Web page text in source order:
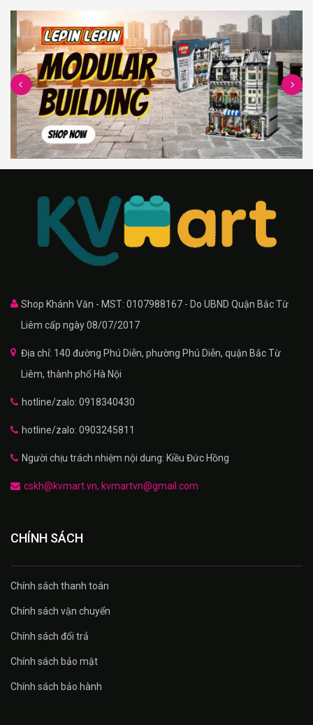
Shop Khánh Văn - MST: 0107988167 - Do UBND Quận Bắc Từ
Liêm cấp ngày 08/07/2017
Địa chỉ: 140 đường Phú Diễn, phường Phú Diễn, quận Bắc Từ
Liêm, thành phố Hà Nội
hotline/zalo: 0918340430
hotline/zalo: 0903245811
Người chịu trách nhiệm nội dung: Kiều Đức Hồng
cskh@kvmart.vn, kvmartvn@gmail.com
CHÍNH SÁCH
Chính sách thanh toán
Chính sách vận chuyển
Chính sách đổi trả
Chính sách bảo mật
Chính sách bảo hành